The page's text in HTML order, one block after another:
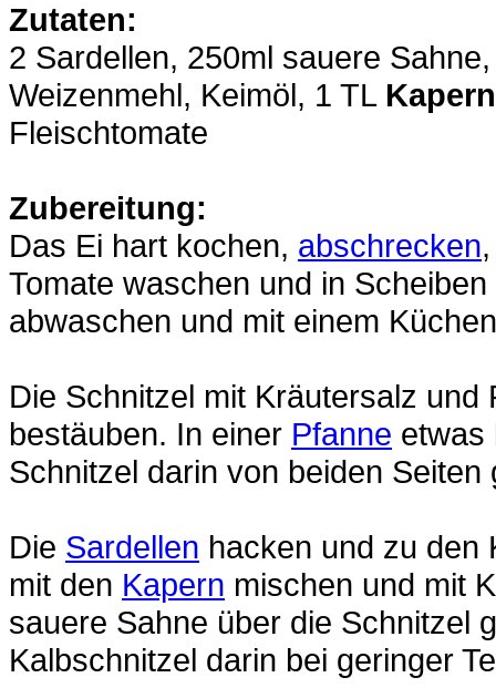
Zutaten:
2 Sardellen, 250ml sauere
Weizenmehl, Keimöl, 1 TL Kapern
Fleischtomate
Zubereitung:
Das Ei hart kochen, abschrecken
Tomate waschen und in
abwaschen und mit einem
Die Schnitzel mit Kräutersalz
bestäuben. In einer Pfanne etwas
Schnitzel darin von beiden Seiten
Die Sardellen hacken und zu den
mit den Kapern mischen und mit
sauere Sahne über die Schnitzel
Kalbschnitzel darin bei geringer